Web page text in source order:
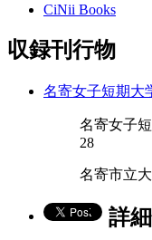
CiNii Books
収録刊行物
名寄女子短期大
名寄女子
28
名寄市立
詳